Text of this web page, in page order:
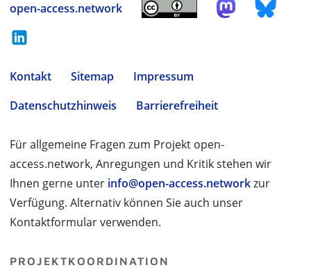
open-access.network
Kontakt Sitemap
Impressum
Datenschutzhinweis
Barrierefreiheit
Für allgemeine Fragen zum Projekt open-
access.network, Anregungen und Kritik stehen wir
Ihnen gerne unter info@open-access.networkzur
Verfügung. Alternativ können Sie auch unser
Kontaktformular verwenden.
PROJEKTKOORDINATION